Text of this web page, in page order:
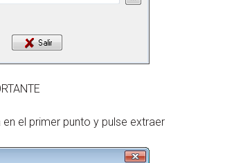
el primer punto y pulse extraer